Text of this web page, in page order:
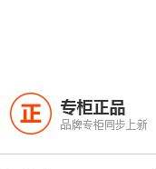
正 专柜正品
品牌专柜同步上新